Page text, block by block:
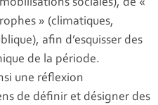
sociales), de «
» (climatiques,
afin d’esquisser des
de la période.
une réflexion
de définir et désigner des